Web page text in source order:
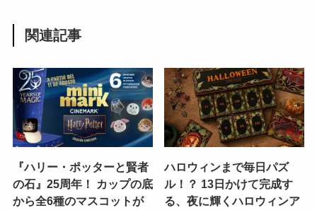
関連記事
『ハリー・ポッターと賢者
の石』25周年！ カップの底
から全6種のマスコットが
ハロウィンまで毎日パズ
ル！？ 13日かけて完成す
る、夜に輝くハロウィンア